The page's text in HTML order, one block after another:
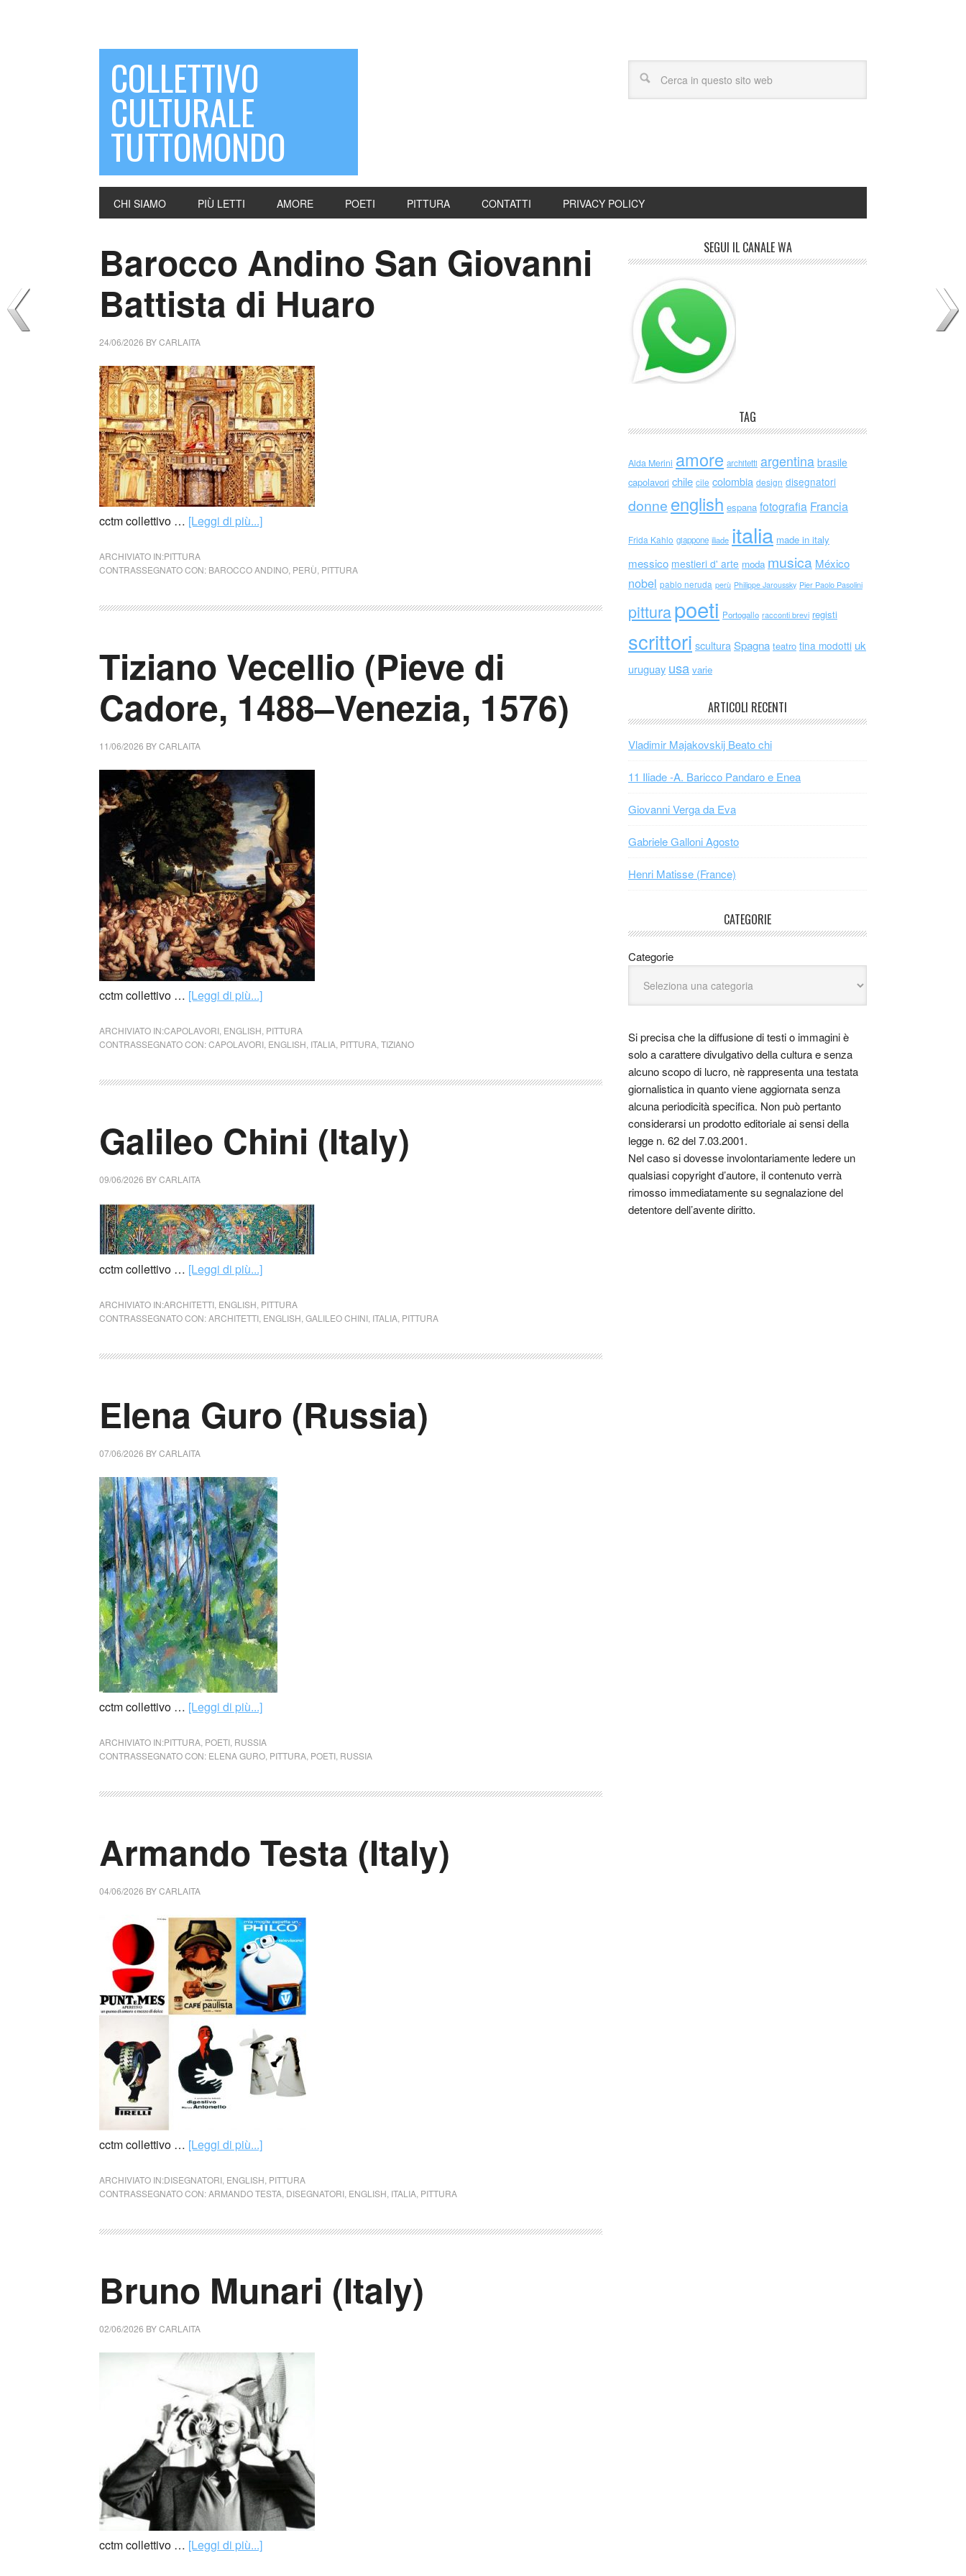
COLLETTIVO
CULTURALE
TUTTOMONDO
CHI SIAMO PIÙ LETTI AMORE POETI PITTURA CONTATTI PRIVACY POLICY
Barocco Andino San Giovanni
Battista di Huaro
24/06/2026 BYCARLAITA
cctm collettivo … [Leggi di più...]
ARCHIVIATO IN:PITTURA
CONTRASSEGNATO CON: BAROCCO ANDINO PERÙ PITTURA
Tiziano Vecellio (Pieve di
Cadore, 1488–Venezia, 1576)
11/06/2026 BYCARLAITA
cctm collettivo … [Leggi di più...]
ARCHIVIATO IN:CAPOLAVORI ENGLISH PITTURA
CONTRASSEGNATO CON:CAPOLAVORI ENGLISH ITALIA PITTURA TIZIANO
Galileo Chini (Italy)
09/06/2026 BYCARLAITA
cctm collettivo … [Leggi di più...]
ARCHIVIATO IN:ARCHITETTI ENGLISH PITTURA
CONTRASSEGNATO CON:ARCHITETTI ENGLISH GALILEO CHINI ITALIA PITTURA
Elena Guro (Russia)
07/06/2026 BYCARLAITA
cctm collettivo … [Leggi di più...]
ARCHIVIATO IN:PITTURA POETI RUSSIA
CONTRASSEGNATO CON: ELENA GURO PITTURA POETI RUSSIA
Armando Testa (Italy)
04/06/2026 BYCARLAITA
cctm collettivo … [Leggi di più...]
ARCHIVIATO IN:DISEGNATORI ENGLISH PITTURA
CONTRASSEGNATO CON:ARMANDO TESTA DISEGNATORI ENGLISH ITALIA PITTURA
Bruno Munari (Italy)
02/06/2026 BYCARLAITA
cctm collettivo … [Leggi di più...]
SEGUI IL CANALE WA
TAG
Alda Merini amore architetti argentina brasile
capolavori chile cile colombia design disegnatori
donne english espana fotografia Francia
Frida Kahlo giappone iliade italia made in italy
messico mestieri d' arte moda musica México
nobel pablo neruda perù Philippe Jaroussky Pier Paolo Pasolini
pitturapoeti Portogallo racconti brevi registi
scrittori scultura Spagna teatro tina modotti uk
uruguay usa varie
ARTICOLI RECENTI
Vladimir Majakovskij Beato chi
11 Iliade -A. Baricco Pandaro e Enea
Giovanni Verga da Eva
Gabriele Galloni Agosto
Henri Matisse (France)
CATEGORIE
Categorie
Si precisa che la diffusione di testi o immagini è
solo a carattere divulgativo della cultura e senza
alcuno scopo di lucro, nè rappresenta una testata
giornalistica in quanto viene aggiornata senza
alcuna periodicità specifica. Non può pertanto
considerarsi un prodotto editoriale ai sensi della
legge n. 62 del 7.03.2001.
Nel caso si dovesse involontariamente ledere un
qualsiasi copyright d’autore, il contenuto verrà
rimosso immediatamente su segnalazione del
detentore dell’avente diritto.